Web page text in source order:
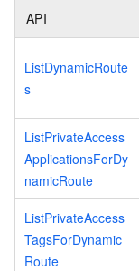
API
ListDynamicRoute
s
ListPrivateAccess
ApplicationsForDy
namicRoute
ListPrivateAccess
TagsForDynamic
Route